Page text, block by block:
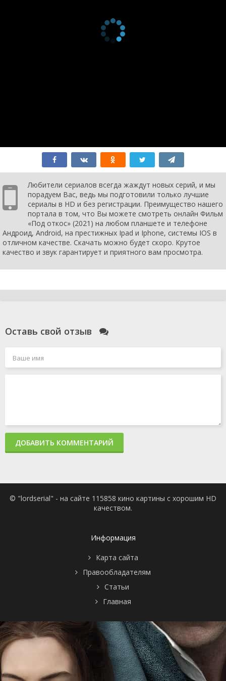
Любители сериалов всегда жаждут новых серий, и мы
порадуем Вас, ведь мы подготовили только лучшие
сериалы в HD и без регистрации. Преимущество нашего
портала в том, что Вы можете смотреть онлайн Фильм
«Под откос» (2021) на любом планшете и телефоне
Андроид, Android, на престижных Ipad и Iphone, системы IOS в
отличном качестве. Скачать можно будет скоро. Крутое
качество и звук гарантирует и приятного вам просмотра.
Оставь свой отзыв
ДОБАВИТЬ КОММЕНТАРИЙ
© "lordserial" - на сайте 115858 кино картины с хорошим HD
качеством.
Информация
Карта сайта
Правообладателям
Статьи
Главная